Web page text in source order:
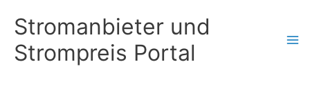
Inhalt
springen
Stromanbieter und
Strompreis Portal